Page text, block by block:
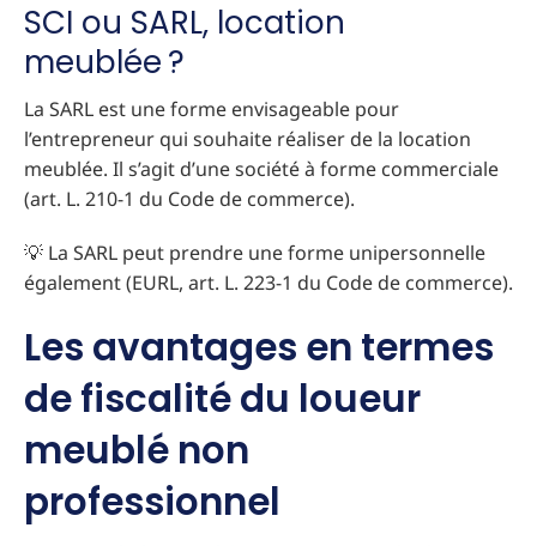
SCI ou SARL, location
meublée ?
La SARL est une forme envisageable pour
l’entrepreneur qui souhaite réaliser de la location
meublée. Il s’agit d’une société à forme commerciale
(art. L. 210-1 du Code de commerce).
💡 La SARL peut prendre une forme unipersonnelle
également (EURL, art. L. 223-1 du Code de commerce).
Les avantages en termes
de fiscalité du loueur
meublé non
professionnel